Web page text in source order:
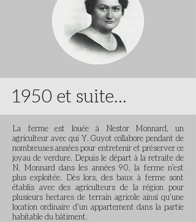
1950 et suite...
La ferme est louée à Nestor Monnard, un
agriculteur avec qui Y. Guyot collabore pendant de
nombreuses années pour entretenir et préserver ce
joyau de verdure. Depuis le départ à la retraite de
N. Monnard dans les années 90, la ferme n’est
plus exploitée. Dès lors, des baux à ferme sont
établis avec des agriculteurs de la région pour
plusieurs hectares de terrain agricole ainsi qu’une
location ordinaire d’un appartement dans la partie
habitable du bâtiment.